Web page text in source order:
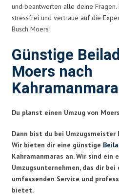
und beantworten alle deine Fragen.
stressfrei und vertraue auf die
Busch Moers!
Günstige
Moers nach
Du planst einen Umzug von
Dann bist du bei Umzugsmeister
Wir bieten dir eine günstige
Kahramanmaras an. Wir sind ein
Umzugsunternehmen, das dir bei
umfassenden Service und
bietet.